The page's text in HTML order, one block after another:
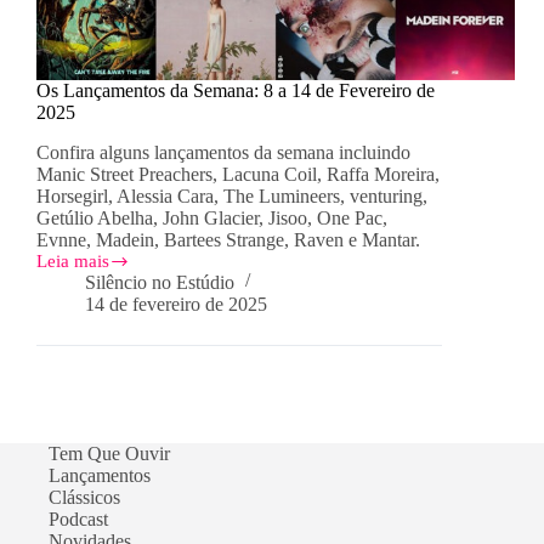
Os Lançamentos da Semana: 8 a 14 de Fevereiro de
2025
Confira alguns lançamentos da semana incluindo
Manic Street Preachers, Lacuna Coil, Raffa Moreira,
Horsegirl, Alessia Cara, The Lumineers, venturing,
Getúlio Abelha, John Glacier, Jisoo, One Pac,
Evnne, Madein, Bartees Strange, Raven e Mantar.
Leia mais
Os
Lançamentos
8
de
2025
Silêncio no Estúdio
14 de fevereiro de 2025
Tem Que Ouvir
Lançamentos
Clássicos
Podcast